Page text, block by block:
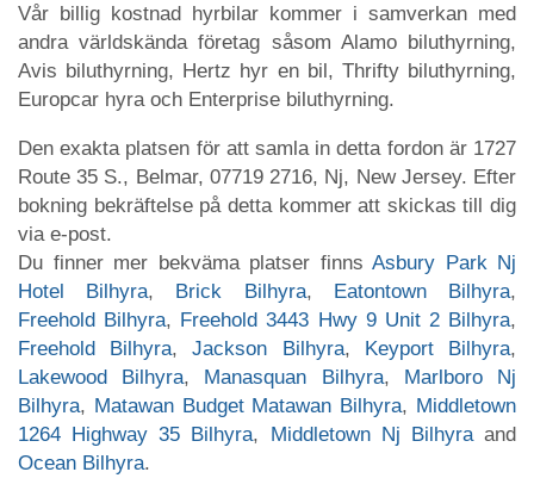
Vår billig kostnad hyrbilar kommer i samverkan med
andra världskända företag såsom Alamo biluthyrning,
Avis biluthyrning, Hertz hyr en bil, Thrifty biluthyrning,
Europcar hyra och Enterprise biluthyrning.
Den exakta platsen för att samla in detta fordon är 1727
Route 35 S., Belmar, 07719 2716, Nj, New Jersey. Efter
bokning bekräftelse på detta kommer att skickas till dig
via e-post.
Du finner mer bekväma platser finns Asbury Park Nj
Hotel Bilhyra, Brick Bilhyra, Eatontown Bilhyra,
Freehold Bilhyra, Freehold 3443 Hwy 9 Unit 2 Bilhyra,
Freehold Bilhyra,Jackson Bilhyra, Keyport Bilhyra,
Lakewood Bilhyra, Manasquan Bilhyra, Marlboro Nj
Bilhyra, Matawan Budget Matawan Bilhyra, Middletown
1264 Highway 35 Bilhyra, Middletown Nj Bilhyraand
Ocean Bilhyra.